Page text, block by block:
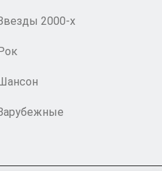
2000-х